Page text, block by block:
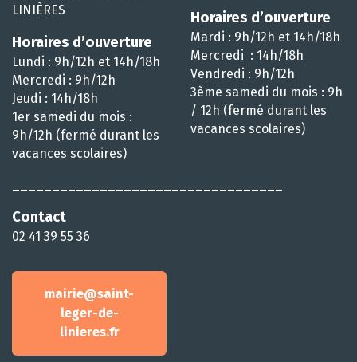
LINIÈRES
Horaires d’ouverture
Lundi : 9h/12h et 14h/18h
Mercredi : 9h/12h
Jeudi : 14h/18h
1er samedi du mois :
9h/12h (fermé durant les
vacances scolaires)
Contact
02 41 39 55 36
mairie@saint-
leger-de-
linieres.fr
Horaires d’ouverture
Mardi : 9h/12h et 14h/18h
Mercredi : 14h/18h
Vendredi : 9h/12h
3ème samedi du mois : 9h
/ 12h (fermé durant les
vacances scolaires)